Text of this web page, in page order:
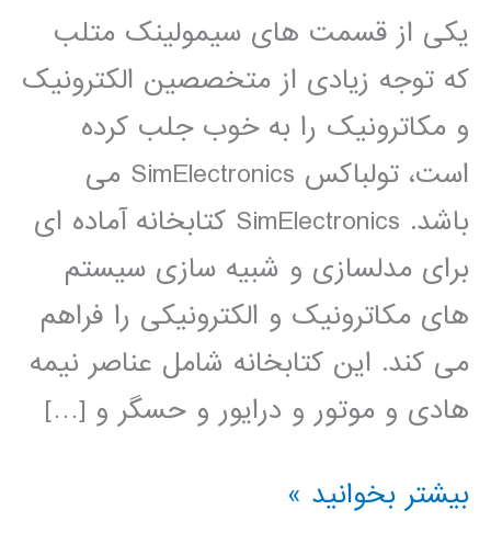
یکی از قسمت های سیمولینک متلب
که توجه زیادی از متخصصین الکترونیک
و مکاترونیک را به خوب جلب کرده
است، تولباکس SimElectronics می
باشد. SimElectronics کتابخانه آماده ای
برای مدلسازی و شبیه سازی سیستم
های مکاترونیک و الکترونیکی را فراهم
می کند. این کتابخانه شامل عناصر نیمه
هادی و موتور و درایور و حسگر و […]
فیلم
بیشتر بخوانید »